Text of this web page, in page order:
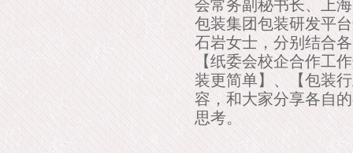
会常务副秘书长、上
包装集团包装研发平
石岩女士，分别结合
【纸委会校企合作工
装更简单】、【包装
容，和大家分享各自
思考。